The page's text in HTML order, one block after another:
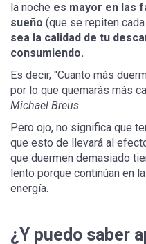
la noche es mayor en las
sueño (que se repiten
sea la calidad de tu
consumiendo.
Es decir, "Cuanto más
por lo que quemarás más
Michael Breus.
Pero ojo, no significa que
que esto de llevará al
que duermen demasiado
lento porque continúan en
energía.
¿Y puedo saber